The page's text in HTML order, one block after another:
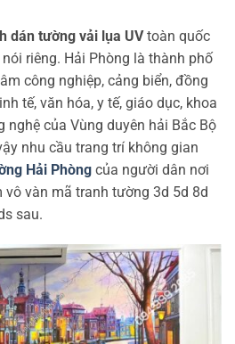
dán tường vải lụa UVtoàn quốc
riêng. Hải Phòng là thành phố
công nghiệp, cảng biển, đồng
tế, văn hóa, y tế, giáo dục, khoa
nghệ của Vùng duyên hải Bắc Bộ
nhu cầu trang trí không gian
Hải Phòng của người dân nơi
vô vàn mã tranh tường 3d 5d 8d
sau.